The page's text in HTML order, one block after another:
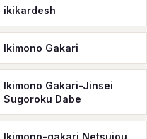
ikikardesh
Ikimono Gakari
Ikimono Gakari-Jinsei
Sugoroku Dabe
Ikimono-gakari Netsujou